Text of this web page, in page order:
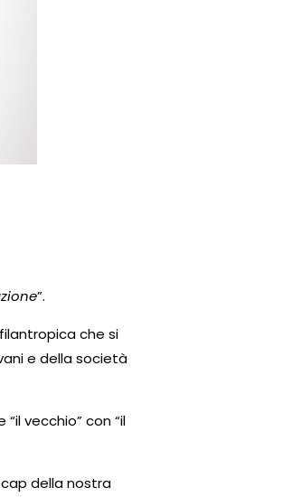
”.
che si
e della società
vecchio” con “il
della nostra